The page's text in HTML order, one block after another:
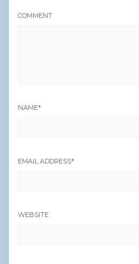
COMMENT
NAME*
EMAIL ADDRESS*
WEBSITE